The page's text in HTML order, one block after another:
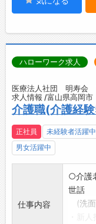
ハローワーク求人
医療法人社団 明寿会
求人情報 /富山県高岡市
介護職(介護経
正社員 未経験者活躍中
男女活躍中
仕事内容
○介護
世話
(洗面